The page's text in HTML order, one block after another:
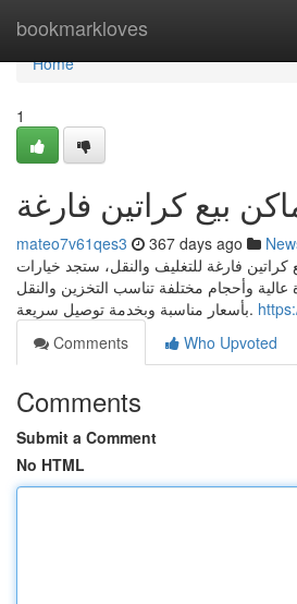
bookmarkloves
Home
Home
1
بيع كراتين فارغة
mateo7v61qes3 367 days ago
فارغة للتغليف والنقل، ستجد خيارات
عالية وأحجام مختلفة تناسب التخزين والنقل
بأسعار مناسبة وبخدمة توصيل سريعة.
Comments
Who Upvoted
Comments
Submit a Comment
No HTML